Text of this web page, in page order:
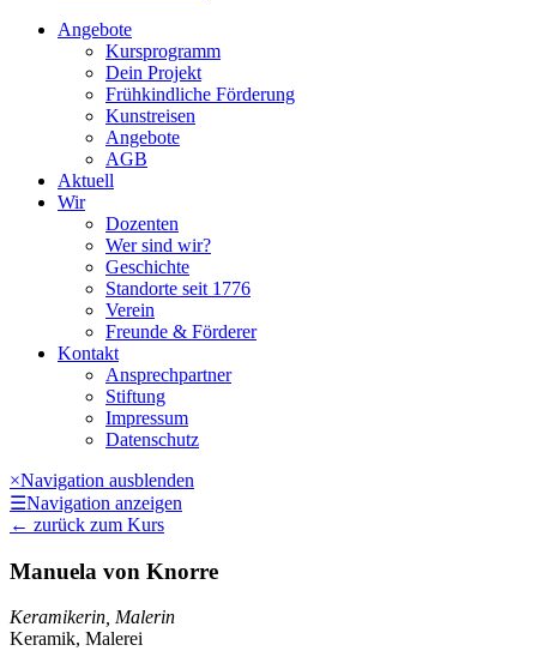
Angebote
Kursprogramm
Dein Projekt
Frühkindliche Förderung
Kunstreisen
Angebote
AGB
Aktuell
Wir
Dozenten
Wer sind wir?
Geschichte
Standorte seit 1776
Verein
Freunde & Förderer
Kontakt
Ansprechpartner
Stiftung
Impressum
Datenschutz
×Navigation ausblenden
☰Navigation anzeigen
← zurück zum Kurs
Manuela von Knorre
Keramikerin, Malerin
Keramik, Malerei